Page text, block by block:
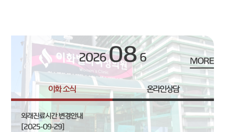
2026 08 6
이화 소식 온라인상담
MORE
외래진료시간 변경안내
[2025-09-29]